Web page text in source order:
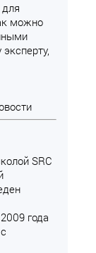
можно
SRC
года